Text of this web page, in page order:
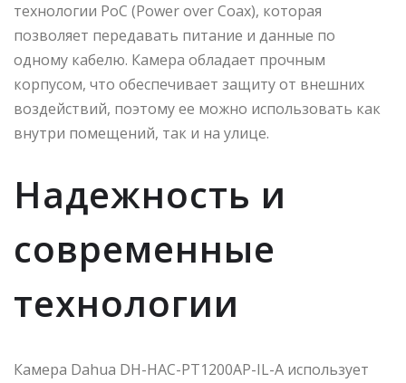
технологии PoC (Power over Coax), которая
позволяет передавать питание и данные по
одному кабелю. Камера обладает прочным
корпусом, что обеспечивает защиту от внешних
воздействий, поэтому ее можно использовать как
внутри помещений, так и на улице.
Надежность и
современные
технологии
Камера Dahua DH-HAC-PT1200AP-IL-A использует